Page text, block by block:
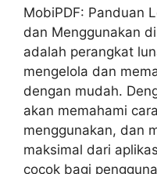
MobiPDF: Panduan
dan Menggunakan
adalah perangkat
mengelola dan
dengan mudah.
akan memahami
menggunakan, dan
maksimal dari
cocok bagi